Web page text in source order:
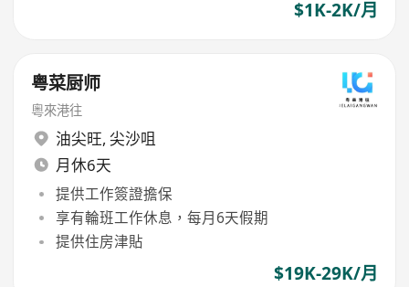
$1K-2K/月
粤菜厨师
粵來港往
油尖旺, 尖沙咀
月休6天
提供工作簽證擔保
享有輪班工作休息，每月6天假期
提供住房津貼
$19K-29K/月